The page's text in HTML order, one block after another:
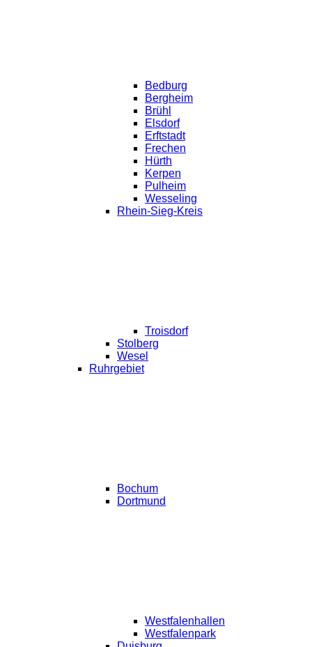
Bedburg
Bergheim
Brühl
Elsdorf
Erftstadt
Frechen
Hürth
Kerpen
Pulheim
Wesseling
Rhein-Sieg-Kreis
Troisdorf
Stolberg
Wesel
Ruhrgebiet
Bochum
Dortmund
Westfalenhallen
Westfalenpark